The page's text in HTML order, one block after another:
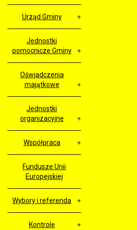
Urząd Gminy
Jednostki
pomocnicze Gminy
Oświadczenia
majątkowe
Jednostki
organizacyjne
Współpraca
Fundusze Unii
Europejskiej
Wybory i referenda
Kontrole